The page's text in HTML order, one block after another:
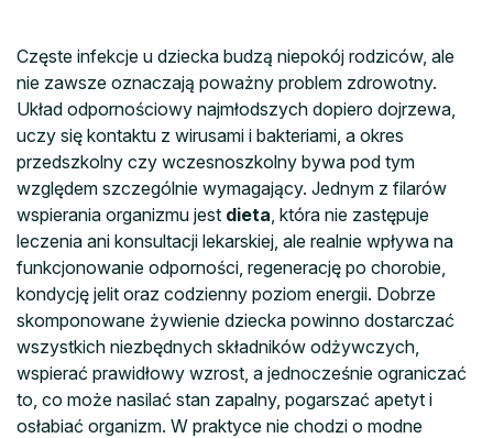
Częste infekcje u dziecka budzą niepokój rodziców, ale
nie zawsze oznaczają poważny problem zdrowotny.
Układ odpornościowy najmłodszych dopiero dojrzewa,
uczy się kontaktu z wirusami i bakteriami, a okres
przedszkolny czy wczesnoszkolny bywa pod tym
względem szczególnie wymagający. Jednym z filarów
wspierania organizmu jest dieta , która nie zastępuje
leczenia ani konsultacji lekarskiej, ale realnie wpływa na
funkcjonowanie odporności, regenerację po chorobie,
kondycję jelit oraz codzienny poziom energii. Dobrze
skomponowane żywienie dziecka powinno dostarczać
wszystkich niezbędnych składników odżywczych,
wspierać prawidłowy wzrost, a jednocześnie ograniczać
to, co może nasilać stan zapalny, pogarszać apetyt i
osłabiać organizm. W praktyce nie chodzi o modne